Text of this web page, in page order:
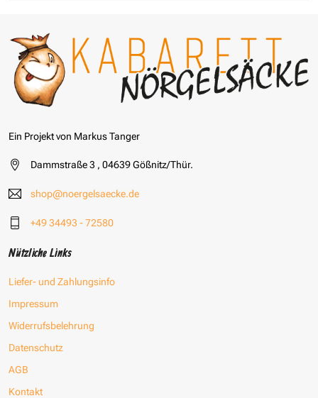
Ein Projekt von Markus Tanger
Dammstraße 3 , 04639 Gößnitz/Thür.
shop@noergelsaecke.de
+49 34493 - 72580
Nützliche Links
Liefer- und Zahlungsinfo
Impressum
Widerrufsbelehrung
Datenschutz
AGB
Kontakt